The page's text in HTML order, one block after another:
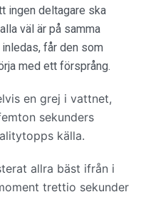
ingen deltagare ska
väl är på samma
inledas, får den som
med ett försprång.
en grej i vattnet,
sekunders
källa.
allra bäst ifrån i
trettio sekunder